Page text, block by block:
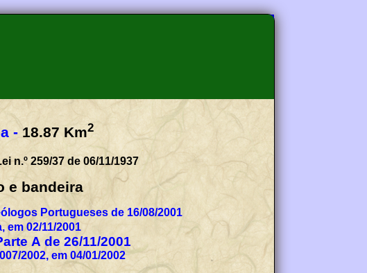
- 18.87 Km2
n.º 259/37 de 06/11/1937
e bandeira
Portugueses de 16/08/2001
em 02/11/2001
A de 26/11/2001
2002, em 04/01/2002